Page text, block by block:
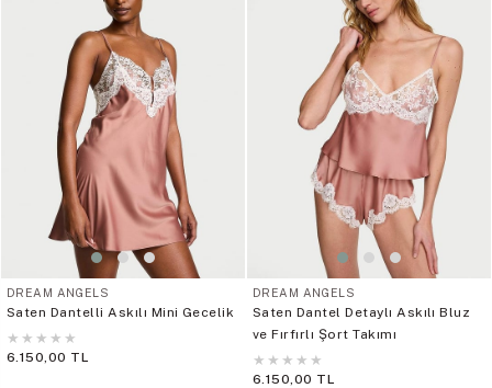
DREAM ANGELS
Saten Dantelli Askılı Mini Gecelik
★ ★ ★ ★ ★
6.150,00 TL
DREAM ANGELS
Saten Dantel Detaylı Askılı Bluz
ve Fırfırlı Şort Takımı
★ ★ ★ ★ ★
6.150,00 TL